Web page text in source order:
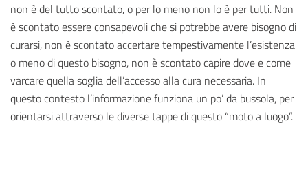
non è del tutto scontato, o per lo meno non lo è per tutti. Non
è scontato essere consapevoli che si potrebbe avere bisogno di
curarsi, non è scontato accertare tempestivamente l’esistenza
o meno di questo bisogno, non è scontato capire dove e come
varcare quella soglia dell’accesso alla cura necessaria. In
questo contesto l’informazione funziona un po’ da bussola, per
orientarsi attraverso le diverse tappe di questo “moto a luogo”.